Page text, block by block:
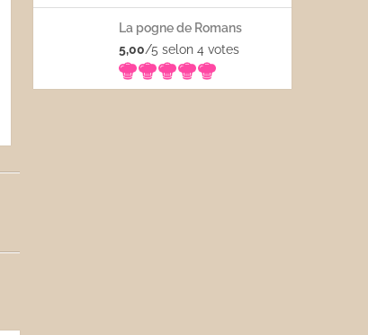
La pogne de Romans
5,00/5 selon 4 votes